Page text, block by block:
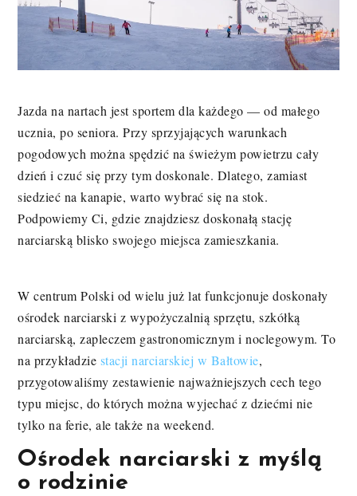
Jazda na nartach jest sportem dla każdego — od małego
ucznia, po seniora. Przy sprzyjających warunkach
pogodowych można spędzić na świeżym powietrzu cały
dzień i czuć się przy tym doskonale. Dlatego, zamiast
siedzieć na kanapie, warto wybrać się na stok.
Podpowiemy Ci, gdzie znajdziesz doskonałą stację
narciarską blisko swojego miejsca zamieszkania.
W centrum Polski od wielu już lat funkcjonuje doskonały
ośrodek narciarski z wypożyczalnią sprzętu, szkółką
narciarską, zapleczem gastronomicznym i noclegowym. To
na przykładzie stacji narciarskiej w Bałtowie,
przygotowaliśmy zestawienie najważniejszych cech tego
typu miejsc, do których można wyjechać z dziećmi nie
tylko na ferie, ale także na weekend.
Ośrodek narciarski z myślą
o rodzinie